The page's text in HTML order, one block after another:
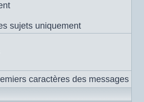
sujets uniquement
caractères des messages